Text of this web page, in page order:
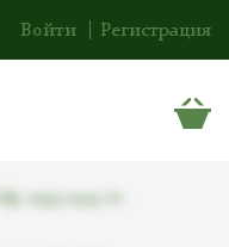
Войти Регистрация